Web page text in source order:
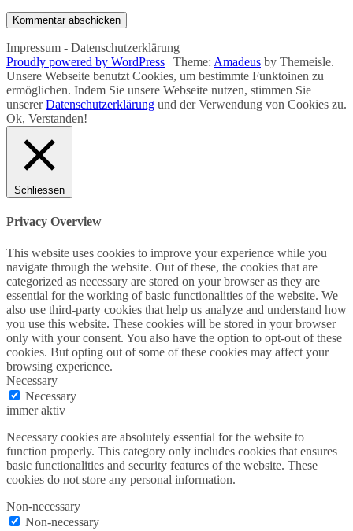
Impressum - Datenschutzerklärung
Proudly powered by WordPress | Theme: Amadeus by Themeisle.
Unsere Webseite benutzt Cookies, um bestimmte Funktoinen zu
ermöglichen. Indem Sie unsere Webseite nutzen, stimmen Sie
unsererDatenschutzerklärung und der Verwendung von Cookies zu.
Ok, Verstanden!
Schliessen
Privacy Overview
This website uses cookies to improve your experience while you
navigate through the website. Out of these, the cookies that are
categorized as necessary are stored on your browser as they are
essential for the working of basic functionalities of the website. We
also use third-party cookies that help us analyze and understand how
you use this website. These cookies will be stored in your browser
only with your consent. You also have the option to opt-out of these
cookies. But opting out of some of these cookies may affect your
browsing experience.
Necessary
Necessary
immer aktiv
Necessary cookies are absolutely essential for the website to
function properly. This category only includes cookies that ensures
basic functionalities and security features of the website. These
cookies do not store any personal information.
Non-necessary
Non-necessary